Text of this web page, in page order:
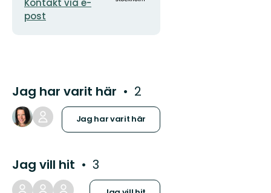
Kontakt via e-
post
Jag har varit här 2
Jag har varit här
Jag vill hit 3